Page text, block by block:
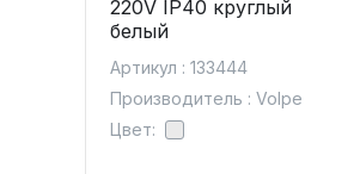
220V IP40 круглый
белый
Артикул : 133444
Производитель : Volpe
Цвет: